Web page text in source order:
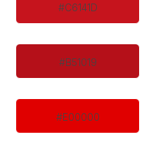
#C6141D
#B51019
#E00000